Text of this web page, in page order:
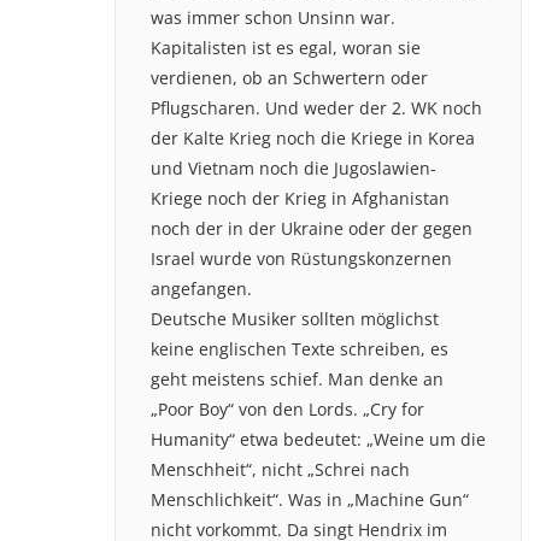
was immer schon Unsinn war.
Kapitalisten ist es egal, woran sie
verdienen, ob an Schwertern oder
Pflugscharen. Und weder der 2. WK noch
der Kalte Krieg noch die Kriege in Korea
und Vietnam noch die Jugoslawien-
Kriege noch der Krieg in Afghanistan
noch der in der Ukraine oder der gegen
Israel wurde von Rüstungskonzernen
angefangen.
Deutsche Musiker sollten möglichst
keine englischen Texte schreiben, es
geht meistens schief. Man denke an
„Poor Boy“ von den Lords. „Cry for
Humanity“ etwa bedeutet: „Weine um die
Menschheit“, nicht „Schrei nach
Menschlichkeit“. Was in „Machine Gun“
nicht vorkommt. Da singt Hendrix im